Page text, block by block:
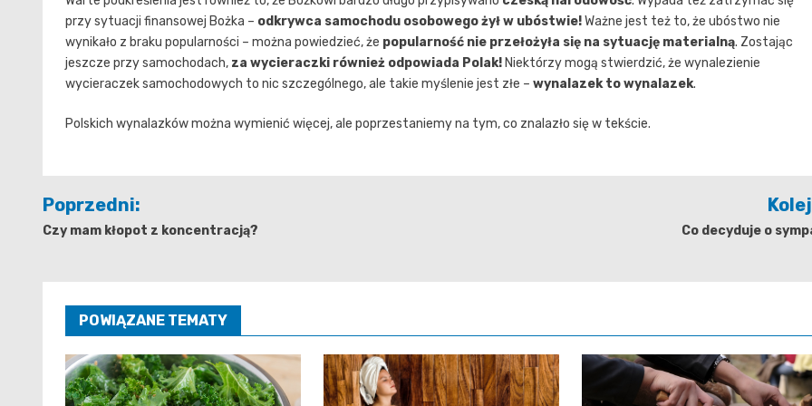
przy sytuacji finansowej Bożka – odkrywca samochodu osobowego żył w ubóstwie!Ważne jest też to, że ubóstwo nie
wynikało z braku popularności – można powiedzieć, że popularność nie przełożyła się na sytuację materialną. Zostając
jeszcze przy samochodach, za wycieraczki również odpowiada Polak! Niektórzy mogą stwierdzić, że wynalezienie
wycieraczek samochodowych to nic szczególnego, ale takie myślenie jest złe – wynalazek to wynalazek.
Polskich wynalazków można wymienić więcej, ale poprzestaniemy na tym, co znalazło się w tekście.
Nawigacja
wpisu
Poprzedni:
Czy mam kłopot z koncentracją? Co decyduje o
POWIĄZANE TEMATY